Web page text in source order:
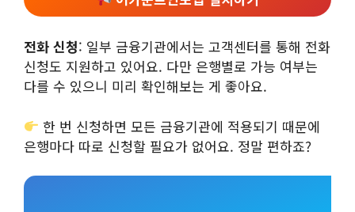
전화 신청: 일부 금융기관에서는 고객센터를 통해 전화
신청도 지원하고 있어요. 다만 은행별로 가능 여부는
다를 수 있으니 미리 확인해보는 게 좋아요.
한 번 신청하면 모든 금융기관에 적용되기 때문에
은행마다 따로 신청할 필요가 없어요. 정말 편하죠?